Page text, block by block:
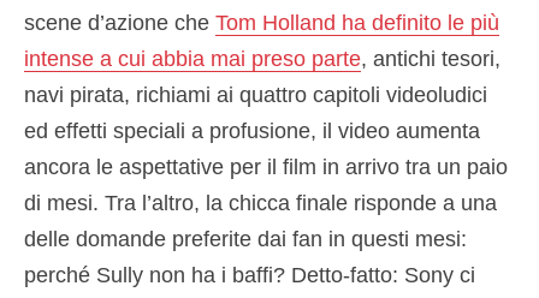
scene d’azione che Tom Holland ha definito le più
intense a cui abbia mai preso parte, antichi tesori,
navi pirata, richiami ai quattro capitoli videoludici
ed effetti speciali a profusione, il video aumenta
ancora le aspettative per il film in arrivo tra un paio
di mesi. Tra l’altro, la chicca finale risponde a una
delle domande preferite dai fan in questi mesi:
perché Sully non ha i baffi? Detto-fatto: Sony ci